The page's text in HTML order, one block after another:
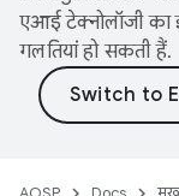
एआई टेक्नोलॉजी का
गलतियां हो सकती हैं.